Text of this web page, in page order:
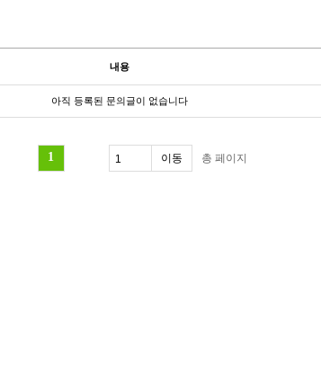
내용
아직 등록된 문의글이 없습니다
1 총 페이지